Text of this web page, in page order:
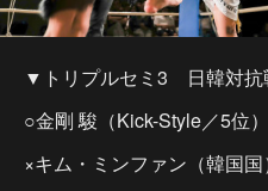
▼トリプルセミ3 日韓対
○金剛 駿（Kick-Style／5位）
×キム・ミンファン（韓国国